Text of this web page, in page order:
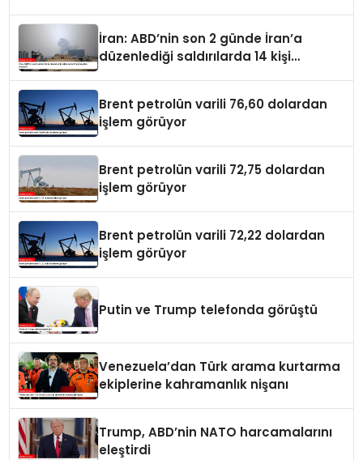
İran: ABD’nin son 2 günde İran’a
düzenlediği saldırılarda 14 kişi
Brent petrolün varili 76,60 dolardan
işlem görüyor
Brent petrolün varili 72,75 dolardan
işlem görüyor
Brent petrolün varili 72,22 dolardan
işlem görüyor
Putin ve Trump telefonda görüştü
Venezuela’dan Türk arama kurtarma
ekiplerine kahramanlık nişanı
Trump, ABD’nin NATO harcamalarını
eleştirdi